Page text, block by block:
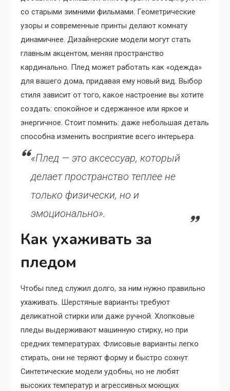
со старыми зимними фильмами. Геометрические
узоры и современные принты делают комнату
динамичнее. Дизайнерские модели могут стать
главным акцентом, меняя пространство
кардинально. Плед может работать как «одежда»
для вашего дома, придавая ему новый вид. Выбор
стиля зависит от того, какое настроение вы хотите
создать: спокойное и сдержанное или яркое и
энергичное. Стоит помнить: даже небольшая деталь
способна изменить восприятие всего интерьера.
«Плед — это аксессуар, который
делает пространство теплее не
только физически, но и
эмоционально».
Как ухаживать за
пледом
Чтобы плед служил долго, за ним нужно правильно
ухаживать. Шерстяные варианты требуют
деликатной стирки или даже ручной. Хлопковые
пледы выдерживают машинную стирку, но при
средних температурах. Флисовые варианты легко
стирать, они не теряют форму и быстро сохнут.
Синтетические модели удобны, но не любят
высоких температур и агрессивных моющих